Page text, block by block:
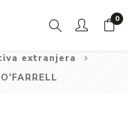
0
extranjera